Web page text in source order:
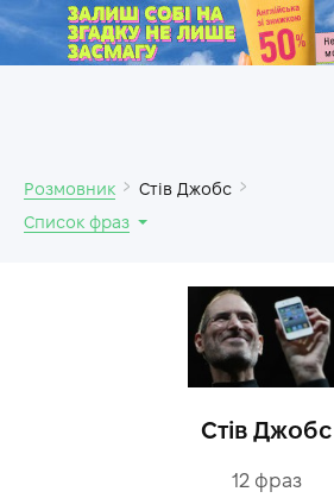
.
Розмовник
Стів Джобс
Список фраз
Стів Джобс
12фраз